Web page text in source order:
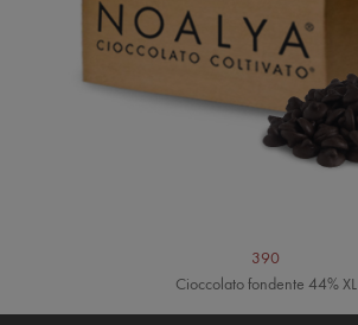
390
Cioccolato fondente 44% XL